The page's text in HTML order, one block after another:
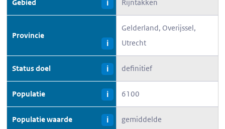
Gebied i Rijntakken
Provincie
i
Gelderland, Overijssel,
Utrecht
Status doel i definitief
Populatie i 6100
Populatie waarde i gemiddelde